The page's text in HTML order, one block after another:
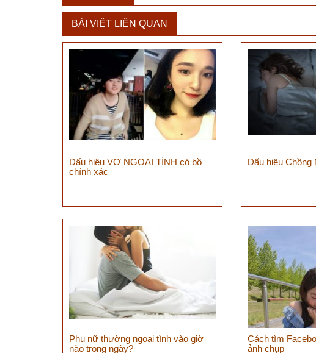
BÀI VIẾT LIÊN QUAN
Dấu hiệu VỢ NGOẠI TÌNH có bồ
chính xác
Dấu hiệu Chồng
Phụ nữ thường ngoại tình vào giờ
nào trong ngày?
Cách tìm
ảnh chụp